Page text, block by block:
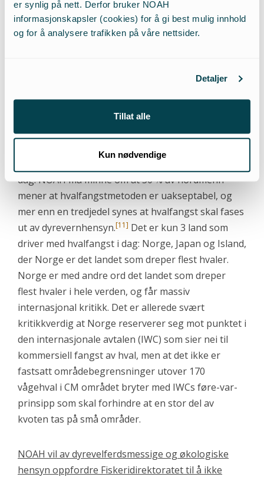
er synlig på nett. Derfor bruker NOAH
informasjonskapsler (cookies) for å gi best mulig innhold
og for å analysere trafikken på våre nettsider.
Detaljer
Tillat alle
Kun nødvendige
skal fastsette årets kvote på vågehval, og NOAH
mener det er bekymringsverdig at presset denne
Arktis vil påvirke bestanden, og det er derfor
vanskelig å forutse hvordan vågehvalbestanden vil
etterspørsel, slik dere selv skriver, etter hvalkjøtt i
dag. NOAH må minne om at 50 % av nordmenn
mener at hvalfangstmetoden er uakseptabel, og
mer enn en tredjedel synes at hvalfangst skal fases
ut av dyrevernhensyn.[11] Det er kun 3 land som
driver med hvalfangst i dag: Norge, Japan og Island,
der Norge er det landet som dreper flest hvaler.
Norge er med andre ord det landet som dreper
flest hvaler i hele verden, og får massiv
internasjonal kritikk. Det er allerede svært
kritikkverdig at Norge reserverer seg mot punktet i
den internasjonale avtalen (IWC) som sier nei til
kommersiell fangst av hval, men at det ikke er
fastsatt områdebegrensninger utover 170
vågehval i CM området bryter med IWCs føre-var-
prinsipp som skal forhindre at en stor del av
kvoten tas på små områder.
NOAH vil av dyrevelferdsmessige og økologiske
hensyn oppfordre Fiskeridirektoratet til å ikke